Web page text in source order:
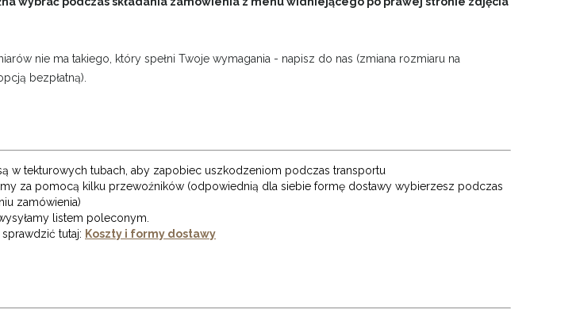
nie ma takiego, który spełni Twoje wymagania - napisz do nas (zmiana rozmiaru na
bezpłatną).
w tekturowych tubach, aby zapobiec uszkodzeniom podczas transportu
za pomocą kilku przewoźników (odpowiednią dla siebie formę dostawy wybierzesz podczas
zamówienia)
listem poleconym.
tutaj: Koszty i formy dostawy